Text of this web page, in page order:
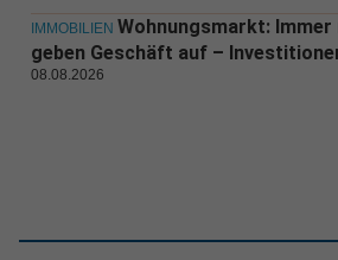
IMMOBILIEN Wohnungsmarkt:
geben Geschäft auf –
08.08.2026